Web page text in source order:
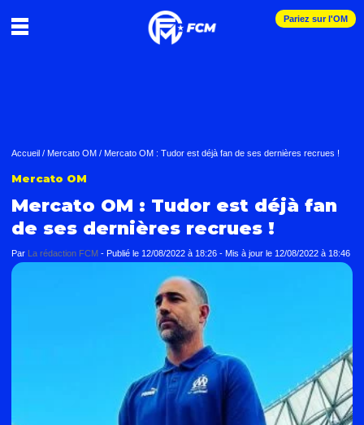
Pariez sur l'OM
Accueil / Mercato OM / Mercato OM : Tudor est déjà fan de ses dernières recrues !
Mercato OM
Mercato OM : Tudor est déjà fan
de ses dernières recrues !
Par La rédaction FCM - Publié le 12/08/2022 à 18:26 - Mis à jour le 12/08/2022 à 18:46